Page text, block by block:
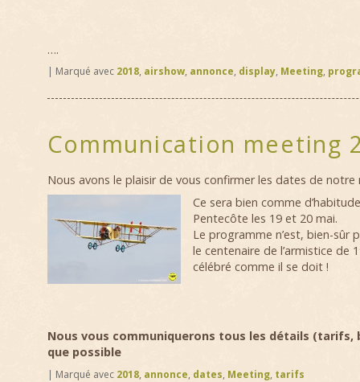
….
| Marqué avec 2018, airshow, annonce, display, Meeting,
Communication meeting
Nous avons le plaisir de vous confirmer les dates de notre
Ce sera bien comme
Pentecôte les 19 et 20 mai.
Le programme n’est, bien-sûr
le centenaire de l’armistice de
célébré comme il se doit !
Nous vous communiquerons tous les détails (tarifs,
que possible
| Marqué avec 2018, annonce, dates, Meeting, tarifs